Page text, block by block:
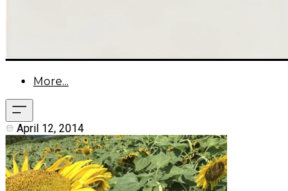
More...
April 12, 2014